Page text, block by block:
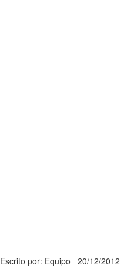
Escrito por: Equipo 20/12/2012